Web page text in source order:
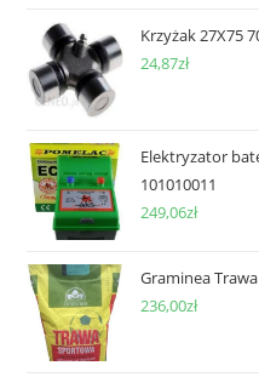
Krzyżak 27X75
24,87zł
Elektryzator
101010011
249,06zł
Graminea
236,00zł